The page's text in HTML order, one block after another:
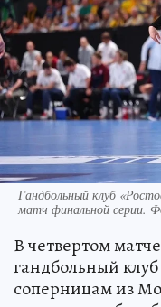
Гандбольный клуб
матч финальной серии.
В четвертом
гандбольный
соперницам из